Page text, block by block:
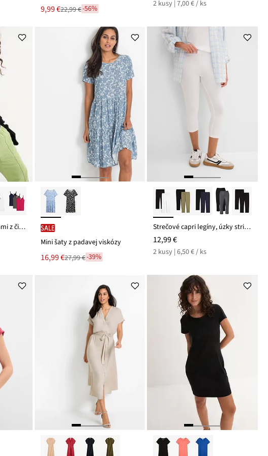
Nová
cena
9,99 €
Zľava 22,99 €-56% 2 kusy | 7,00 € / ks
Top s tenkými ramienkami z čistej bavlny (3 ks v balení) SALE
Mini šaty z padavej viskózy
Nová
cena
16,99 €
Zľava 27,99 €-39%
Strečové capri legíny, úzky strih (2 ks)
12,99 €
2 kusy | 6,50 € / ks